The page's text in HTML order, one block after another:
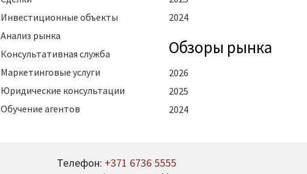
Инвестиционные объекты
Анализ рынка
Консультативная служба
Маркетинговые услуги
Юридические консультации
Обучение агентов
2024
Oбзоры рынка
2026
2025
2024
Телефон: +371 6736 5555